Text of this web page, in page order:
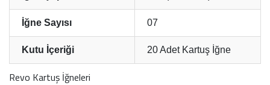
İğne Sayısı 07
Kutu İçeriği 20 Adet Kartuş İğne
Revo Kartuş İğneleri